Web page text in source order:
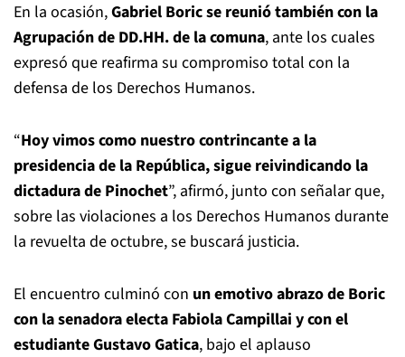
En la ocasión,Gabriel Boric se reunió también con la
Agrupación de DD.HH. de la comuna, ante los cuales
expresó que reafirma su compromiso total con la
defensa de los Derechos Humanos.
“Hoy vimos como nuestro contrincante a la
presidencia de la República, sigue reivindicando la
dictadura de Pinochet”, afirmó, junto con señalar que,
sobre las violaciones a los Derechos Humanos durante
la revuelta de octubre, se buscará justicia.
El encuentro culminó con un emotivo abrazo de Boric
con la senadora electa Fabiola Campillai y con el
estudiante Gustavo Gatica, bajo el aplauso